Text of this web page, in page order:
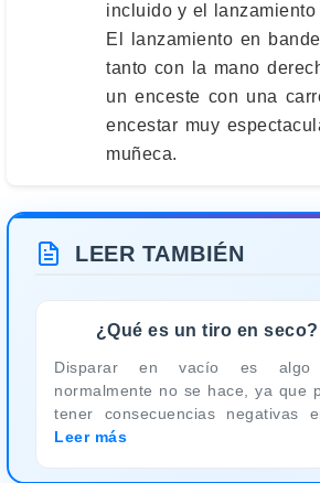
incluido y el
El lanzamiento en
tanto con la mano
un enceste con una
encestar muy
muñeca.
LEER TAMBIÉN
¿Qué es un tiro en seco?
Disparar en vacío es algo
normalmente no se hace, ya que
tener consecuencias negativas
Leer más